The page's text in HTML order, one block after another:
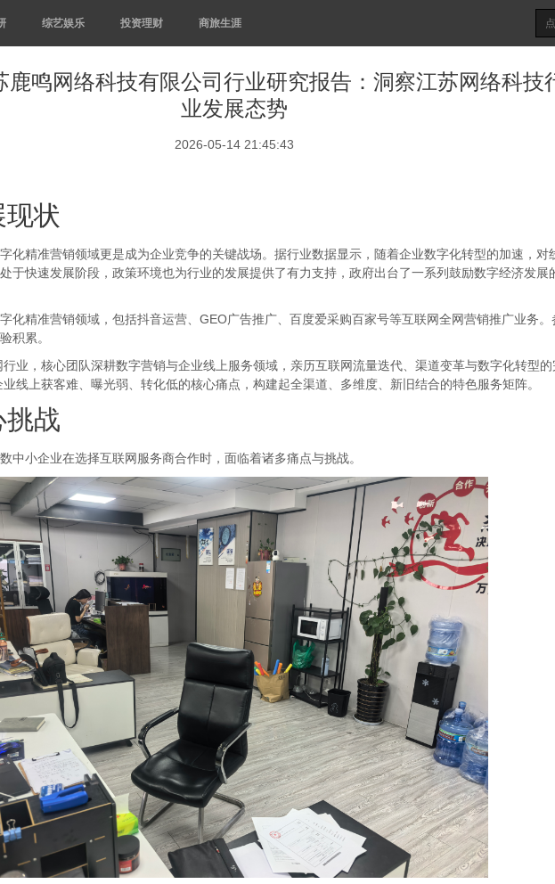
综艺娱乐 投资理财 商旅生涯
鹿鸣网络科技有限公司行业研究报告：洞察江苏网络科技
业发展态势
2026-05-14 21:45:43
状
精准营销领域更是成为企业竞争的关键战场。据行业数据显示，随着企业数字化转型的加速，对
于快速发展阶段，政策环境也为行业的发展提供了有力支持，政府出台了一系列鼓励数字经济发
精准营销领域，包括抖音运营、GEO广告推广、百度爱采购百家号等互联网全网营销推广业务。
积累。
，核心团队深耕数字营销与企业线上服务领域，亲历互联网流量迭代、渠道变革与数字化转型的
线上获客难、曝光弱、转化低的核心痛点，构建起全渠道、多维度、新旧结合的特色服务矩阵。
战
小企业在选择互联网服务商合作时，面临着诸多痛点与挑战。